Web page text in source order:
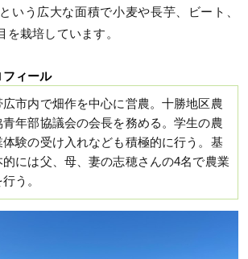
いう広大な面積で小麦や長芋、ビート、
を栽培しています。
ィール
広市内で畑作を中心に営農。十勝地区農
青年部協議会の会長を務める。学生の農
体験の受け入れなども積極的に行う。基
的には父、母、妻の志穂さんの4名で農業
行う。